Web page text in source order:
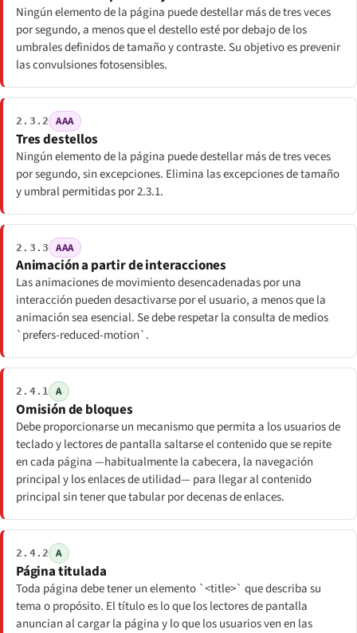
Ningún elemento de la página puede destellar más de tres veces
por segundo, a menos que el destello esté por debajo de los
umbrales definidos de tamaño y contraste. Su objetivo es prevenir
las convulsiones fotosensibles.
2.3.2 AAA
Tres destellos
Ningún elemento de la página puede destellar más de tres veces
por segundo, sin excepciones. Elimina las excepciones de tamaño
y umbral permitidas por 2.3.1.
2.3.3 AAA
Animación a partir de interacciones
Las animaciones de movimiento desencadenadas por una
interacción pueden desactivarse por el usuario, a menos que la
animación sea esencial. Se debe respetar la consulta de medios
`prefers-reduced-motion`.
2.4.1 A
Omisión de bloques
Debe proporcionarse un mecanismo que permita a los usuarios de
teclado y lectores de pantalla saltarse el contenido que se repite
en cada página —habitualmente la cabecera, la navegación
principal y los enlaces de utilidad— para llegar al contenido
principal sin tener que tabular por decenas de enlaces.
2.4.2 A
Página titulada
Toda página debe tener un elemento `<title>` que describa su
tema o propósito. El título es lo que los lectores de pantalla
anuncian al cargar la página y lo que los usuarios ven en las